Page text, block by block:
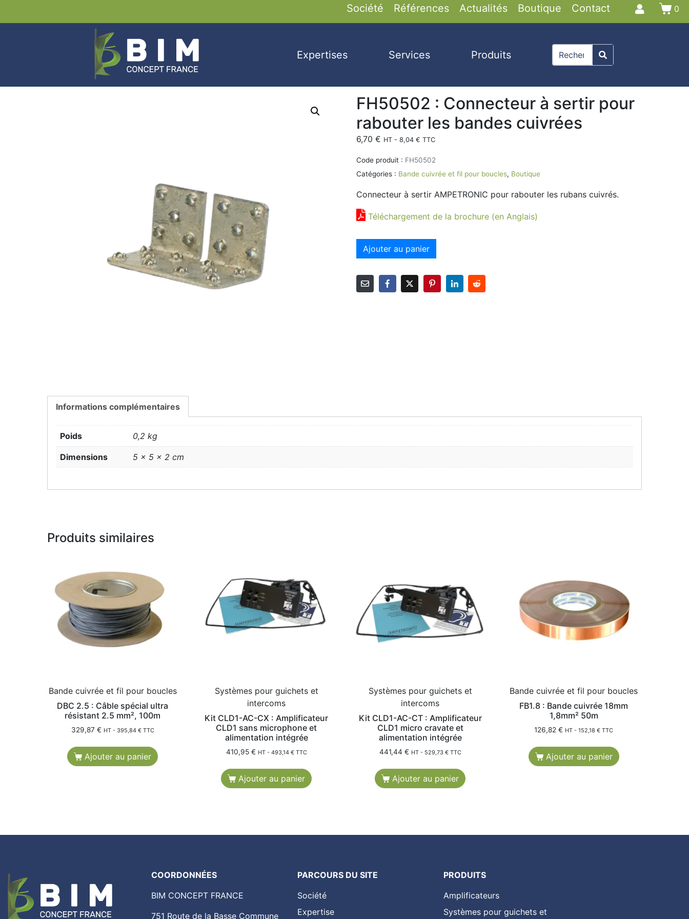
Société Références Actualités Boutique Contact 0
Expertises Services Produits
FH50502 : Connecteur à sertir pour
rabouter les bandes cuivrées
6,70€ HT -8,04€ TTC
Code produit : FH50502
Catégories : Bande cuivrée et fil pour boucles, Boutique
Connecteur à sertir AMPETRONIC pour rabouter les rubans cuivrés.
Téléchargement de la brochure (en Anglais)
Ajouter au panier
Informations complémentaires
Poids 0,2 kg
Dimensions 5 × 5 × 2 cm
Produits similaires
Bande cuivrée et fil pour boucles
DBC 2.5 : Câble spécial ultra
résistant 2.5 mm², 100m
329,87 € HT - 395,84 €TTC
Ajouter au panier
Systèmes pour guichets et
intercoms
Kit CLD1-AC-CX : Amplificateur
CLD1 sans microphone et
alimentation intégrée
410,95 € HT - 493,14 €TTC
Ajouter au panier
Systèmes pour guichets et
intercoms
Kit CLD1-AC-CT : Amplificateur
CLD1 micro cravate et
alimentation intégrée
441,44 € HT - 529,73 €TTC
Ajouter au panier
Bande cuivrée et fil pour boucles
FB1.8 : Bande cuivrée 18mm
1,8mm² 50m
126,82€ HT -152,18€ TTC
Ajouter au panier
COORDONNÉES
BIM CONCEPT FRANCE
751 Route de la Basse Commune
PARCOURS DU SITE
Société
Expertise
PRODUITS
Amplificateurs
Systèmes pour guichets et